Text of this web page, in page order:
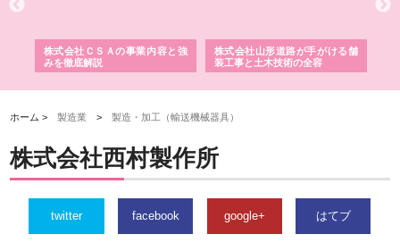
株式会社ＣＳＡの事業内容と強
みを徹底解説
株式会社山形道路が手がける舗
装工事と土木技術の全容
ホーム >製造業 >製造・加工（輸送機械器具）
株式会社西村製作所
twitter facebook google+ はてブ